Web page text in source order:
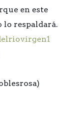
en este
lo respaldará.